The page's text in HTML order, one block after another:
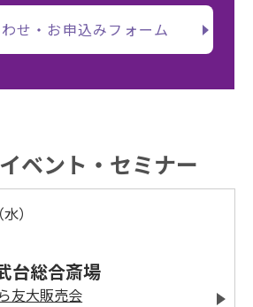
せ・お申込みフォーム
ベント・セミナー
）
台総合斎場
友大販売会